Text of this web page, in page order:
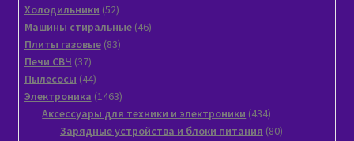
товаров
Xолодильники 5252
товара
Машины стиральные 4646
Плиты газовые 8383
Печи СВЧ 3737
товаров
Пылeсосы 4444
товара
Электроника 14631463
товара
Аксессуары для техники и электроники 434434
товара
Зарядные устройства и блоки питания 8080